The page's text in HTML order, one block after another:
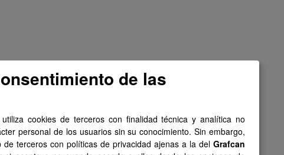
de las
cookies de terceros con finalidad técnica y analítica no
personal de los usuarios sin su conocimiento. Sin embargo,
terceros con políticas de privacidad ajenas a la del Grafcan